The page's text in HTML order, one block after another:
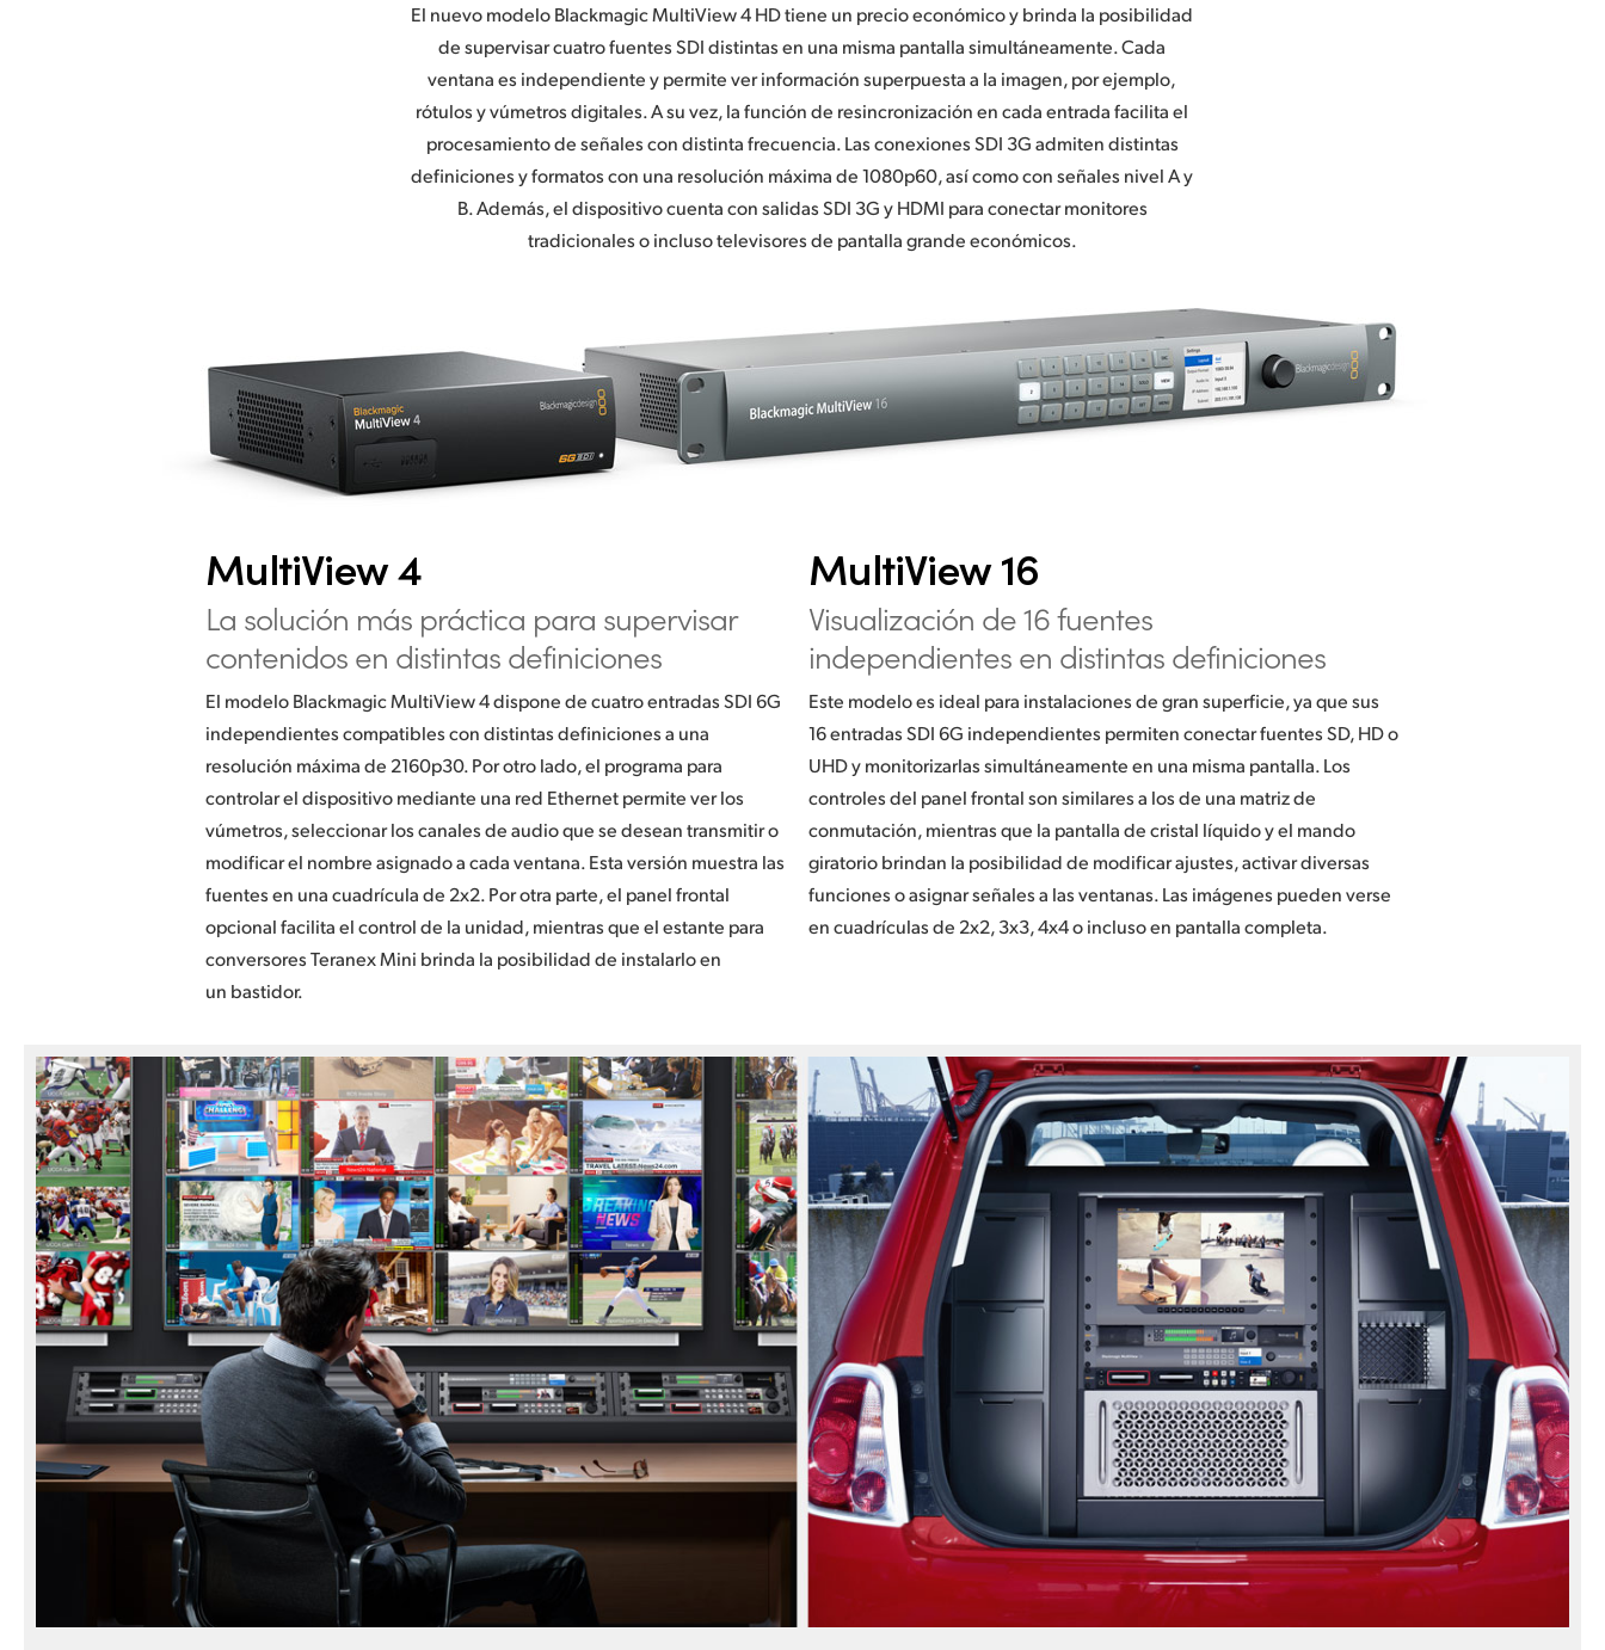
El nuevo modelo Blackmagic MultiView 4 HD tiene un precio económico y brinda la posibilidad
de supervisar cuatro fuentes SDI distintas en una misma pantalla simultáneamente. Cada
ventana es independiente y permite ver información superpuesta a la imagen, por ejemplo,
rótulos y vúmetros digitales. A su vez, la función de resincronización en cada entrada facilita el
procesamiento de señales con distinta frecuencia. Las conexiones SDI 3G admiten distintas
definiciones y formatos con una resolución máxima de 1080p60, así como con señales nivel A y
B. Además, el dispositivo cuenta con salidas SDI 3G y HDMI para conectar monitores
tradicionales o incluso televisores de pantalla grande económicos.
MultiView 4
La solución más práctica para supervisar
contenidos en distintas definiciones
El modelo Blackmagic MultiView 4 dispone de cuatro entradas SDI 6G
independientes compatibles con distintas definiciones a una
resolución máxima de 2160p30. Por otro lado, el programa para
controlar el dispositivo mediante una red Ethernet permite ver los
vúmetros, seleccionar los canales de audio que se desean transmitir o
modificar el nombre asignado a cada ventana. Esta versión muestra las
fuentes en una cuadrícula de 2x2. Por otra parte, el panel frontal
opcional facilita el control de la unidad, mientras que el estante para
conversores Teranex Mini brinda la posibilidad de instalarlo en
un bastidor.
MultiView 16
Visualización de 16 fuentes
independientes en distintas definiciones
Este modelo es ideal para instalaciones de gran superficie, ya que sus
16 entradas SDI 6G independientes permiten conectar fuentes SD, HD o
UHD y monitorizarlas simultáneamente en una misma pantalla. Los
controles del panel frontal son similares a los de una matriz de
conmutación, mientras que la pantalla de cristal líquido y el mando
giratorio brindan la posibilidad de modificar ajustes, activar diversas
funciones o asignar señales a las ventanas. Las imágenes pueden verse
en cuadrículas de 2x2, 3x3, 4x4 o incluso en pantalla completa.